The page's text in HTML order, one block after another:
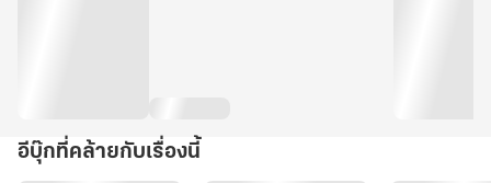
อีบุ๊กที่คล้ายกับเรื่องนี้